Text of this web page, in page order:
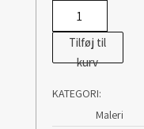
Kachny:
(Brigitte
Tilføj til
kurv
KATEGORI:
Maleri